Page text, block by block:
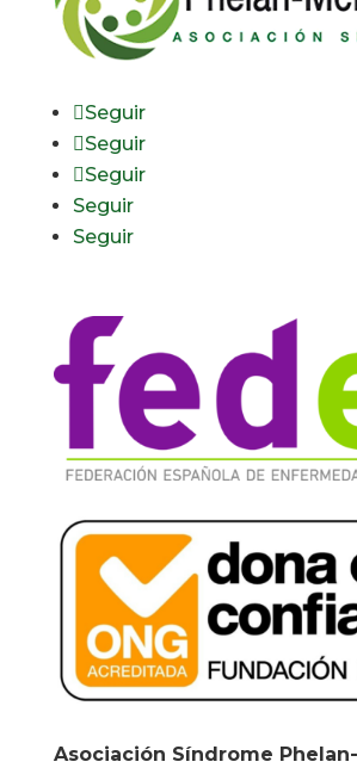
Seguir
Seguir
Seguir
Seguir
Seguir
Asociación Síndrome